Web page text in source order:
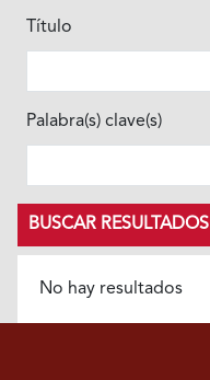
Título
Palabra(s) clave(s)
BUSCAR RESULTADOS
No hay resultados